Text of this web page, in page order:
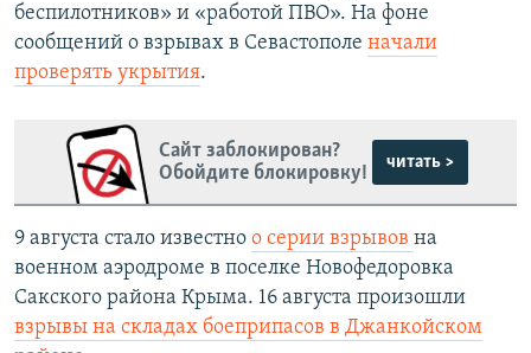
беспилотников» и «работой ПВО». На фоне
сообщений о взрывах в Севастополе начали
проверять укрытия.
Сайт заблокирован?
Обойдите блокировку!
читать >
9 августа стало известно о серии взрывов на
военном аэродроме в поселке Новофедоровка
Сакского района Крыма. 16 августа произошли
взрывы на складах боеприпасов в Джанкойском